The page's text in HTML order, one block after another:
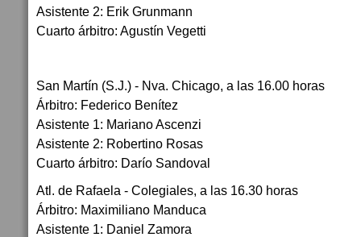
Asistente 2: Erik Grunmann
Cuarto árbitro: Agustín Vegetti
San Martín (S.J.) - Nva. Chicago, a las 16.00 horas
Árbitro: Federico Benítez
Asistente 1: Mariano Ascenzi
Asistente 2: Robertino Rosas
Cuarto árbitro: Darío Sandoval
Atl. de Rafaela - Colegiales, a las 16.30 horas
Árbitro: Maximiliano Manduca
Asistente 1: Daniel Zamora